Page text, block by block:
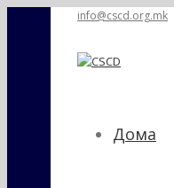
info@cscd.org.mk
Дома